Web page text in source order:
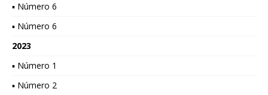
▪ Número 6
▪ Número 6
2023
▪ Número 1
▪ Número 2